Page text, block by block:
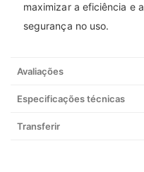
maximizar a eficiência e a
segurança no uso.
Avaliações
Especificações técnicas
Transferir